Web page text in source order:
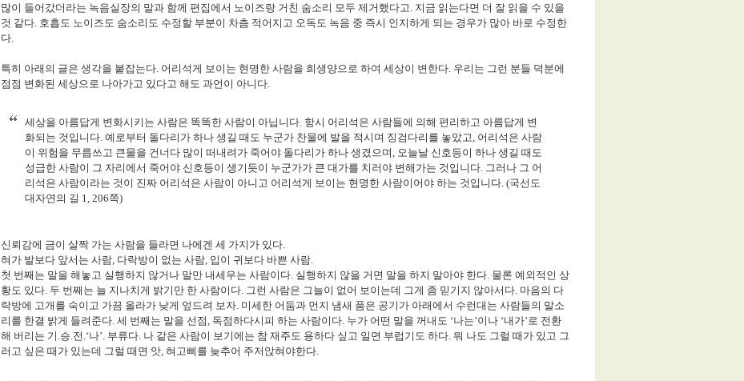
많이 들어갔더라는 녹음실장의 말과 함께 편집에서 노이즈랑 거친 숨소리 모두 제거했다고 지금 읽는다면 더 잘 읽을 수 있을
것 같다 호흡도 노이즈도 숨소리도 수정할 부분이 차츰 적어지고 오독도 녹음 중 즉시 인지하게 되는 경우가 많아 바로 수정한
다
특히 아래의 글은 생각을 붙잡는다 어리석게 보이는 현명한 사람을 희생양으로 하여 세상이 변한다 우리는 그런 분들 덕분에
점점 변화된 세상으로 나아가고 있다고 해도 과언이 아니다
세상을 아름답게 변화시키는 사람은 똑똑한 사람이 아닙니다 항시 어리석은 사람들에 의해 편리하고 아름답게 변
화되는 것입니다 예로부터 돌다리가 하나 생길 때도 누군가 찬물에 발을 적시며 징검다리를 놓았고 어리석은 사람
이 위험을 무릅쓰고 큰물을 건너다 많이 떠내려가 죽어야 돌다리가 하나 생겼으며
오늘날 신호등이 하나 생길 때도
성급한 사람이 그 자리에서 죽어야 신호등이 생기듯이 누군가가 큰 대가를 치러야 변해가는 것입니다 그러나 그 어
리석은 사람이라는 것이 진짜 어리석은 사람이 아니고 어리석게 보이는 현명한 사람이어야 하는 것입니다 . (국선도
대자연의 길 1, 206쪽)
신뢰감에 금이 살짝 가는 사람을 들라면 나에겐 세 가지가 있다
혀가 발보다 앞서는 사람 다락방이 없는 사람 입이 귀보다 바쁜 사람
첫 번째는 말을 해놓고 실행하지 않거나 말만 내세우는 사람이다 실행하지 않을 거면 말을 하지 말아야 한다 물론 예외적인 상
황도 있다 두 번째는 늘 지나치게 밝기만 한 사람이다 그런 사람은 그늘이 없어 보이는데 그게 좀 믿기지 않아서다 마음의 다
락방에 고개를 숙이고 가끔 올라가 낮게 엎드려 보자 미세한 어둠과 먼지 냄새 품은 공기가 아래에서 수런대는 사람들의 말소
리를 한결 밝게 들려준다 세 번째는 말을 선점 독점하다시피 하는 사람이다 누가 어떤 말을 꺼내도 ‘나는’이나 ‘내가’ 로 전환
해 버리는 기 승 전 .‘나’. 부류다 나 같은 사람이 보기에는 참 재주도 용하다 싶고 일면 부럽기도 하다 뭐 나도 그럴 때가 있고 그
러고 싶은 때가 있는데 그럴 때면 앗 혀고삐를 늦추어 주저앉혀야한다